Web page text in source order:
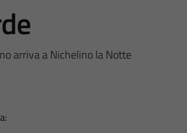
arriva a Nichelino la Notte